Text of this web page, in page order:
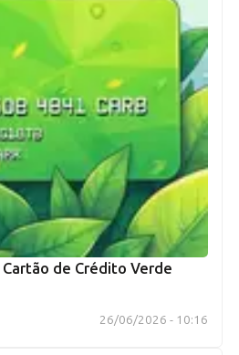
Cartão de Crédito Verde
26/06/2026 - 10:16